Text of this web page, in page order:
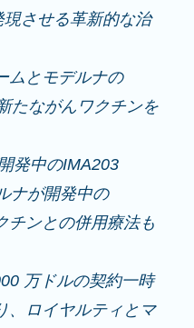
させる革新的な治
ムとモデルナの
たながんワクチンを
発中のIMA203
ナが開発中の
チンとの併用療法も
万ドルの契約一時
、ロイヤルティとマ